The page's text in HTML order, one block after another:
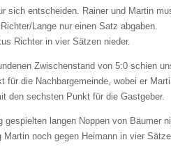
sich entscheiden. Rainer und Martin
Lange nur einen Satz abgaben.
Richter in vier Sätzen nieder.
Zwischenstand von 5:0 schien
für die Nachbargemeinde, wobei er
den sechsten Punkt für die Gastgeber.
langen Noppen von Bäumer
noch gegen Heimann in vier